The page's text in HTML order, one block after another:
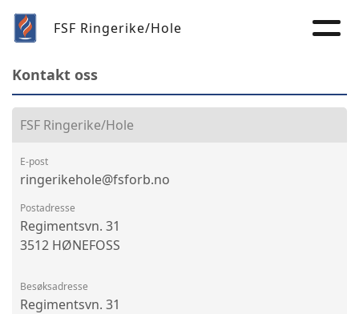
FSF Ringerike/Hole
Kontakt oss
FSF Ringerike/Hole
E-post
ringerikehole@fsforb.no
Postadresse
Regimentsvn. 31
3512 HØNEFOSS
Besøksadresse
Regimentsvn. 31